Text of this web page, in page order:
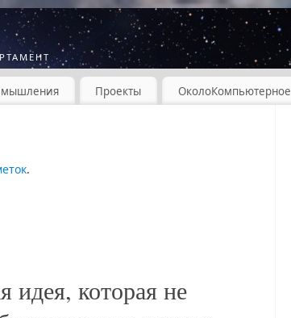
Проекты ОколоКомпьютерное
.
идея, которая не